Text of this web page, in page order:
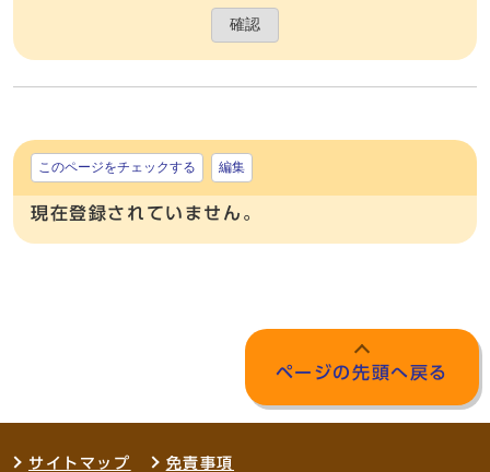
確認
このページをチェックする 編集
現在登録されていません。
ページの先頭へ戻る
サイトマップ 免責事項